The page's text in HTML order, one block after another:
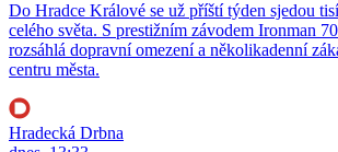
Do Hradce Králové se už příští týden sjedou
celého světa. S prestižním závodem Ironman
rozsáhlá dopravní omezení a několikadenní
centru města.
Hradecká Drbna